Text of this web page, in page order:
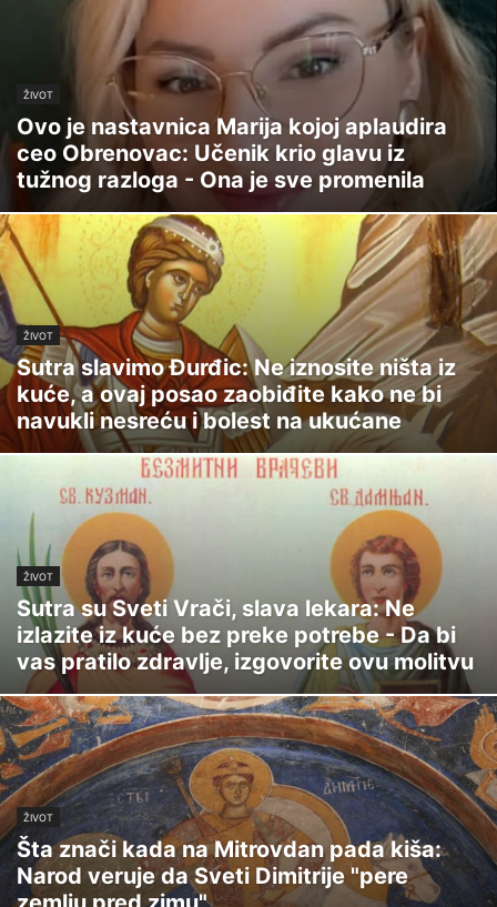
ŽIVOT
Ovo je nastavnica Marija kojoj aplaudira
ceo Obrenovac: Učenik krio glavu iz
tužnog razloga - Ona je sve promenila
ŽIVOT
Sutra slavimo Đurđic: Ne iznosite ništa iz
kuće, a ovaj posao zaobiđite kako ne bi
navukli nesreću i bolest na ukućane
ŽIVOT
Sutra su Sveti Vrači, slava lekara: Ne
izlazite iz kuće bez preke potrebe - Da bi
vas pratilo zdravlje, izgovorite ovu molitvu
ŽIVOT
Šta znači kada na Mitrovdan pada kiša:
Narod veruje da Sveti Dimitrije "pere